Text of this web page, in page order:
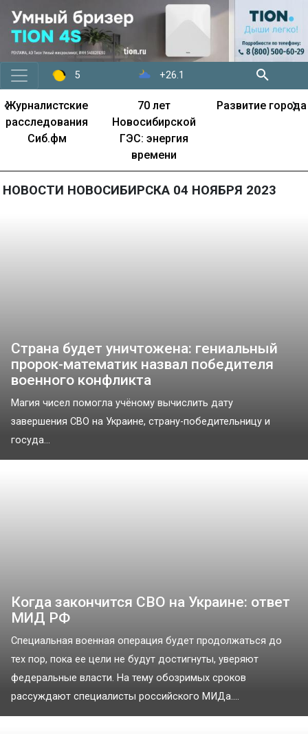
5 +26.1
Журналистские
расследования
Сиб.фм
70 лет
Новосибирской
ГЭС: энергия
времени
Развитие города
‹ ›
НОВОСТИ НОВОСИБИРСКА 04 НОЯБРЯ 2023
Страна будет уничтожена: гениальный
пророк-математик назвал победителя
военного конфликта
Магия чисел помогла учёному вычислить дату
завершения СВО на Украине, страну-победительницу и
госуда...
Когда закончится СВО на Украине: ответ
МИД РФ
Специальная военная операция будет продолжаться до
тех пор, пока ее цели не будут достигнуты, уверяют
федеральные власти. На тему обозримых сроков
рассуждают специалисты российского МИДа....